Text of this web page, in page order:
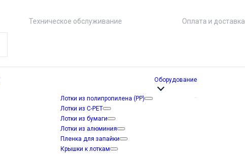
Техническое обслуживание Оплата и доставка
Лотки из полипропилена (PP)
Лотки из C-PET
Лотки из бумаги
Лотки из алюминия
Пленка для запайки
Крышки к лоткам
Оборудование